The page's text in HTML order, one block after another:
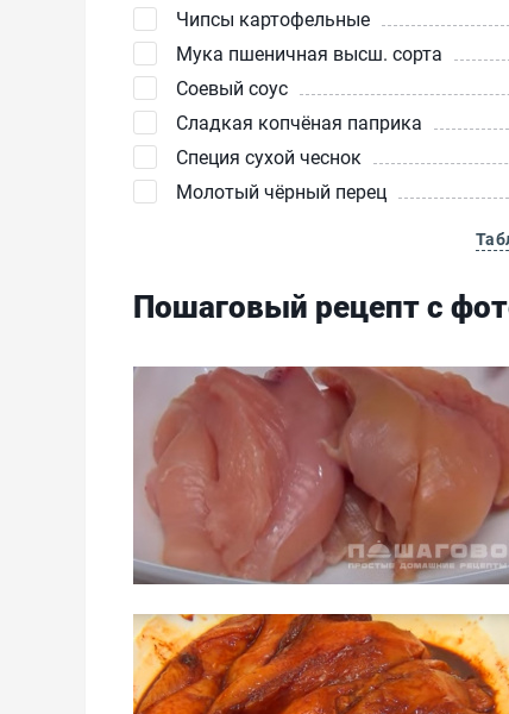
Чипсы картофельные
Мука пшеничная высш. сорта
Соевый соус
Сладкая копчёная паприка
Специя сухой чеснок
Молотый чёрный перец
Пошаговый рецепт с